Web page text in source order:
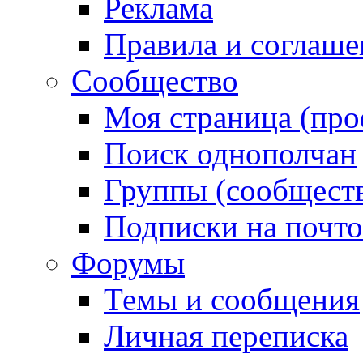
Реклама
Правила и
Сообщество
Моя страница
Поиск однополчан
Группы
Подписки на
Форумы
Темы и сообщения
Личная переписка